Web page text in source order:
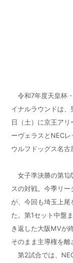
令和7年度天皇杯
イナルラウンドは
日（土）に京王ア
ーヴェラスとNEC
ウルフドッグス名古
女子準決勝の第1
スの対戦。今季リ
が、今回も埼玉上
た。第1セット中盤
き返した大阪MVが
そのまま主導権を離
第2試合では、